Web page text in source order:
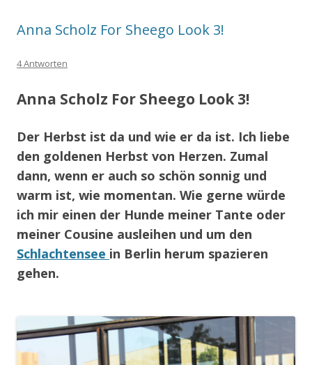
Anna Scholz For Sheego Look 3!
4 Antworten
Anna Scholz For Sheego Look 3!
Der Herbst ist da und wie er da ist. Ich liebe
den goldenen Herbst von Herzen. Zumal
dann, wenn er auch so schön sonnig und
warm ist, wie momentan. Wie gerne würde
ich mir einen der Hunde meiner Tante oder
meiner Cousine ausleihen und um den
Schlachtensee in Berlin herum spazieren
gehen.